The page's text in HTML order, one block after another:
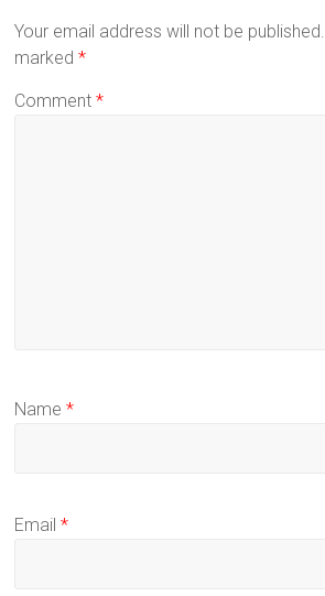
Your email address will not be published.
marked*
Comment*
Name*
Email*